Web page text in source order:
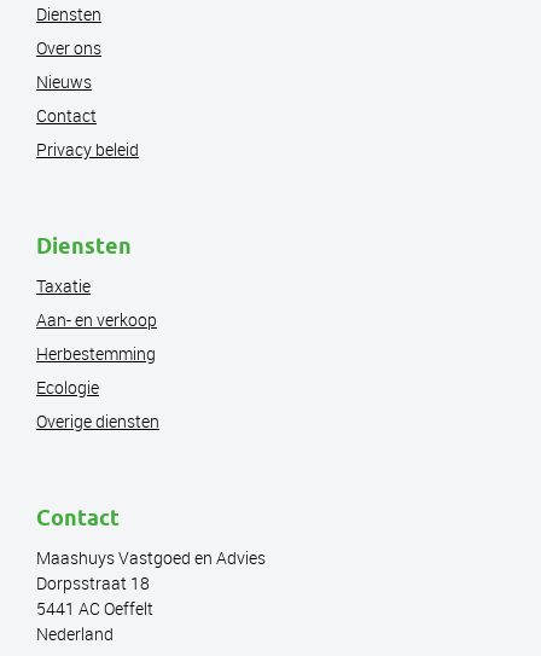
Diensten
Over ons
Nieuws
Contact
Privacy beleid
Diensten
Taxatie
Aan- en verkoop
Herbestemming
Ecologie
Overige diensten
Contact
Maashuys Vastgoed en Advies
Dorpsstraat 18
5441 AC Oeffelt
Nederland